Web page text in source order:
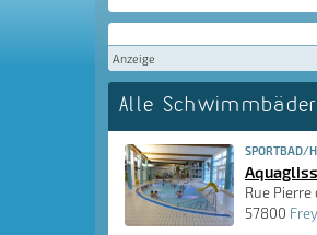
Anzeige
Alle
SPORTBAD/
Rue
57800